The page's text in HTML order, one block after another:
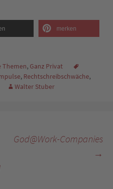
merken
Themen, Ganz Privat
, Rechtschreibschwäche,
Walter Stuber
God@Work-Companies
→